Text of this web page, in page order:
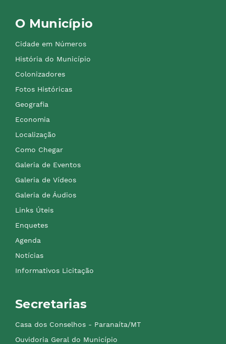
O Município
Cidade em Números
História do Município
Colonizadores
Fotos Históricas
Geografia
Economia
Localização
Como Chegar
Galeria de Eventos
Galeria de Vídeos
Galeria de Áudios
Links Úteis
Enquetes
Agenda
Notícias
Informativos Licitação
Secretarias
Casa dos Conselhos - Paranaíta/MT
Ouvidoria Geral do Município